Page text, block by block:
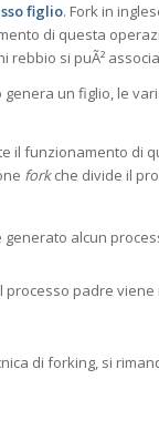
figlio. Fork in
di questa
si puÃ²
un figlio, le
il funzionamento di
forkche divide il
alcun
processo padre viene
di forking, si